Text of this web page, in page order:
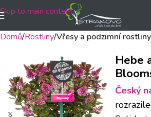
Skip to main content
Domů Rostliny Vřesy a podzimní rostliny
Hebe
Český